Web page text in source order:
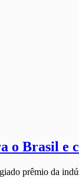
o Brasil e
prêmio da